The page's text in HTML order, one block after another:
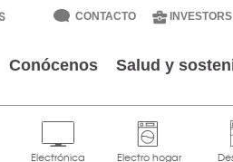
CONTACTO INVESTORS
Conócenos Salud y